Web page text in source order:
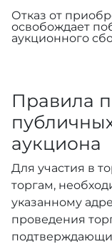
Отказ от
освобождает
аукционного
Правила
аукциона
Для участия в
торгам,
указанному
проведения